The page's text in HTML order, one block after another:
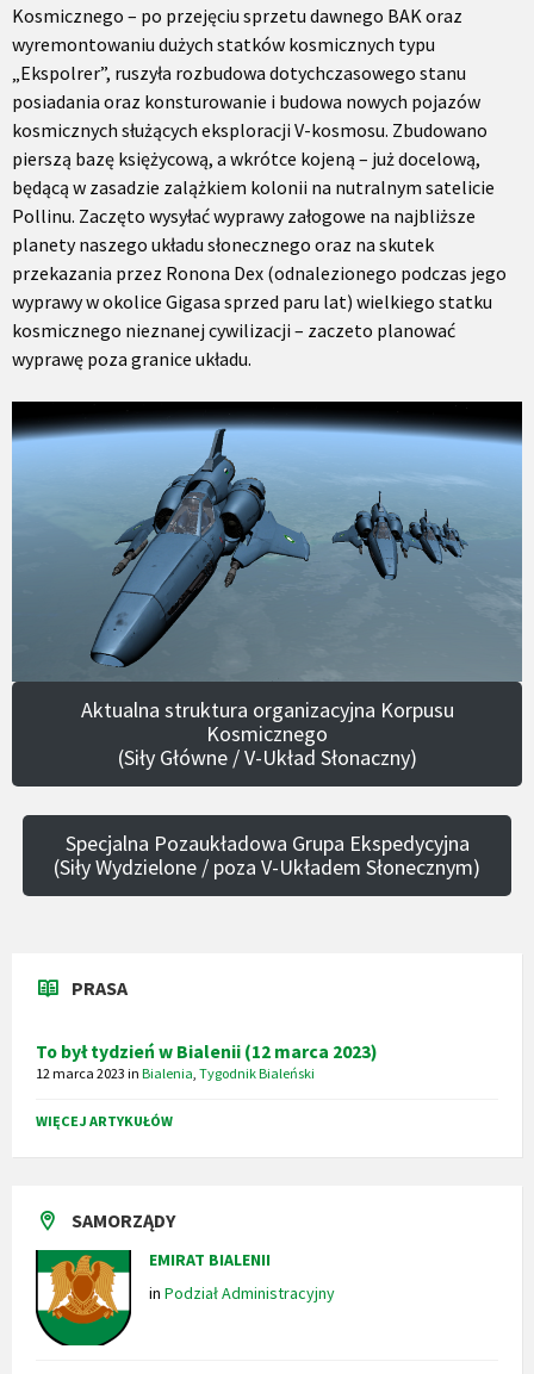
Kosmicznego – po przejęciu sprzetu dawnego BAK oraz
wyremontowaniu dużych statków kosmicznych typu
„Ekspolrer”, ruszyła rozbudowa dotychczasowego stanu
posiadania oraz konsturowanie i budowa nowych pojazów
kosmicznych służących eksploracji V-kosmosu. Zbudowano
pierszą bazę księżycową, a wkrótce kojeną – już docelową,
będącą w zasadzie zalążkiem kolonii na nutralnym satelicie
Pollinu. Zaczęto wysyłać wyprawy załogowe na najbliższe
planety naszego układu słonecznego oraz na skutek
przekazania przez Ronona Dex (odnalezionego podczas jego
wyprawy w okolice Gigasa sprzed paru lat) wielkiego statku
kosmicznego nieznanej cywilizacji – zaczeto planować
wyprawę poza granice układu.
Aktualna struktura organizacyjna Korpusu
Kosmicznego
(Siły Główne / V-Układ Słonaczny)
Specjalna Pozaukładowa Grupa Ekspedycyjna
(Siły Wydzielone / poza V-Układem Słonecznym)
PRASA
To był tydzień w Bialenii (12 marca 2023)
12 marca 2023 in Bialenia Tygodnik Bialeński
WIĘCEJ ARTYKUŁÓW
SAMORZĄDY
EMIRAT BIALENII
in Podział Administracyjny